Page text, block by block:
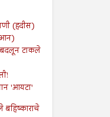
(हदीस)
बदलून टाकले
'आयटा'
बहिष्काराचे